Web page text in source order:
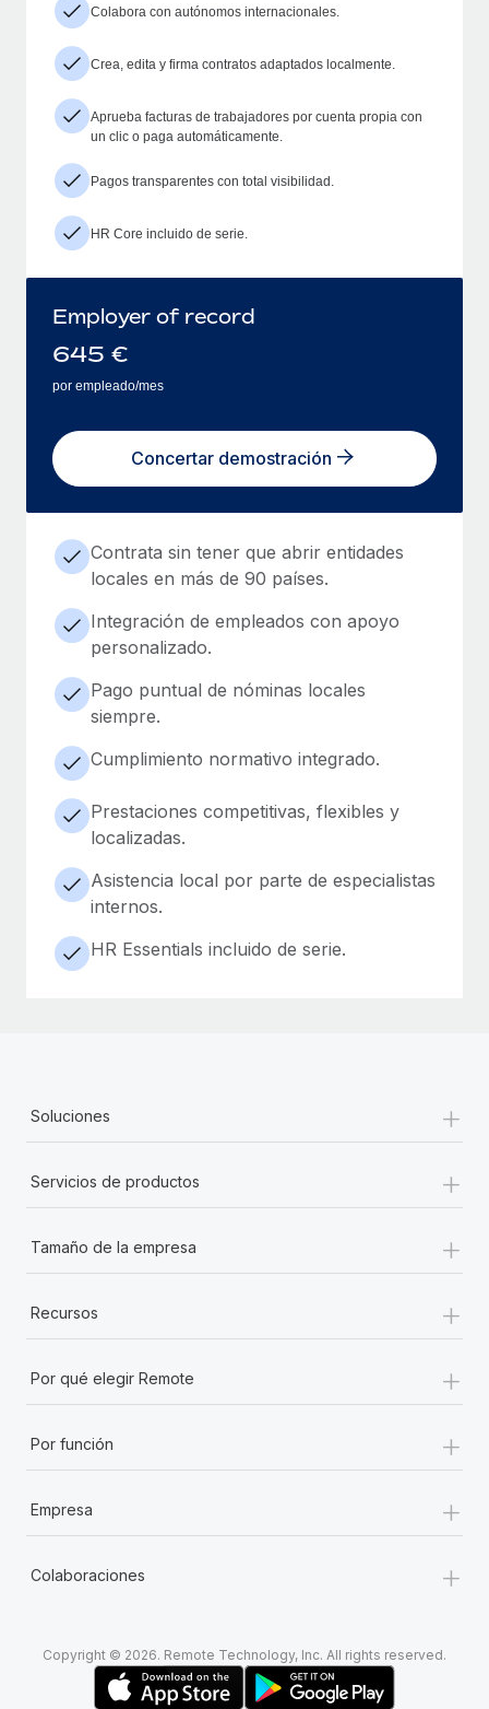
Colabora con autónomos internacionales.
Crea, edita y firma contratos adaptados localmente.
Aprueba facturas de trabajadores por cuenta propia con
un clic o paga automáticamente.
Pagos transparentes con total visibilidad.
HR Core incluido de serie.
Employer of record
645 €
por empleado/mes
Concertar demostración
Contrata sin tener que abrir entidades
locales en más de 90 países.
Integración de empleados con apoyo
personalizado.
Pago puntual de nóminas locales
siempre.
Cumplimiento normativo integrado.
Prestaciones competitivas, flexibles y
localizadas.
Asistencia local por parte de especialistas
internos.
HR Essentials incluido de serie.
Soluciones +
Servicios de productos +
Tamaño de la empresa +
Recursos +
Por qué elegir Remote +
Por función +
Empresa +
Colaboraciones +
Copyright © 2026. Remote Technology, Inc. All rights reserved.